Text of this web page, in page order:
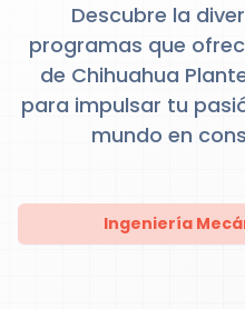
Descubre la
programas que
de Chihuahua
para impulsar tu
mundo en
Ingeniería